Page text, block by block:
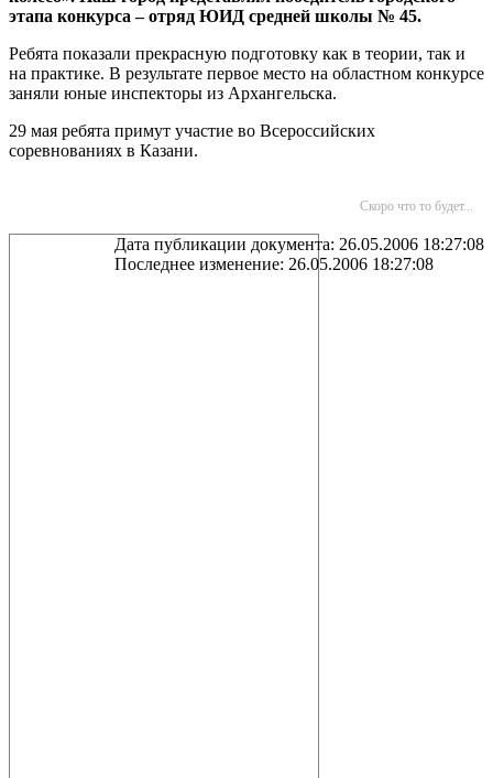
этапа конкурса – отряд ЮИД средней школы № 45.
Ребята показали прекрасную подготовку как в теории, так и
на практике. В результате первое место на областном конкурсе
заняли юные инспекторы из Архангельска.
29 мая ребята примут участие во Всероссийских
соревнованиях в Казани.
Скоро что то будет...
Дата публикации документа: 26.05.2006 18:27:08
Последнее изменение: 26.05.2006 18:27:08